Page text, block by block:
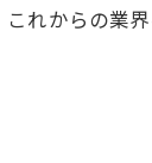
れからの業